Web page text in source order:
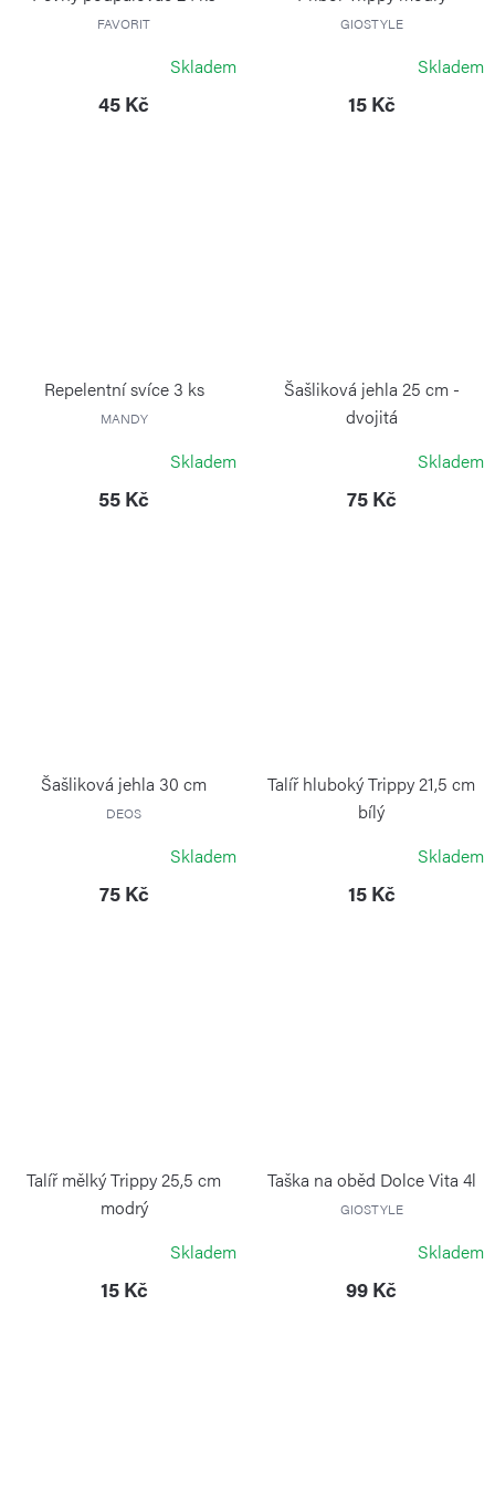
FAVORIT
Skladem
45 Kč
GIOSTYLE
Skladem
15 Kč
Repelentní svíce 3 ks
MANDY
Skladem
55 Kč
Šašliková jehla 25 cm -
dvojitá
Skladem
75 Kč
Šašliková jehla 30 cm
DEOS
Skladem
75 Kč
Talíř hluboký Trippy 21,5 cm
bílý
Skladem
15 Kč
Talíř mělký Trippy 25,5 cm
modrý
Skladem
15 Kč
Taška na oběd Dolce Vita 4l
GIOSTYLE
Skladem
99 Kč